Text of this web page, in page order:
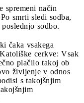
spremeni način
smrti sledi sodba,
sodbo.
čaka vsakega
cerkve: Vsak
plačilo takoj ob
življenje v odnos
s takojšnjim